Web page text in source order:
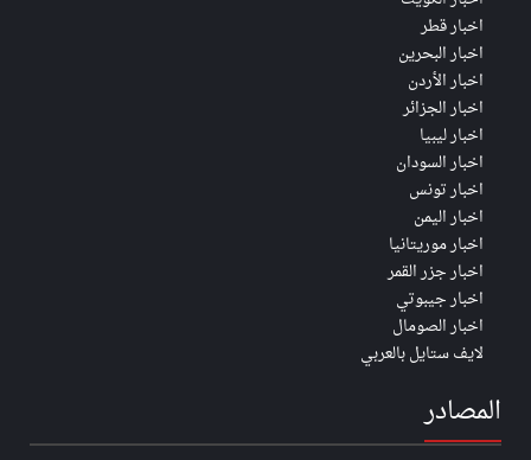
اخبار قطر
اخبار البحرين
اخبار الأردن
اخبار الجزائر
اخبار ليبيا
اخبار السودان
اخبار تونس
اخبار اليمن
اخبار موريتانيا
اخبار جزر القمر
اخبار جيبوتي
اخبار الصومال
لايف ستايل بالعربي
المصادر